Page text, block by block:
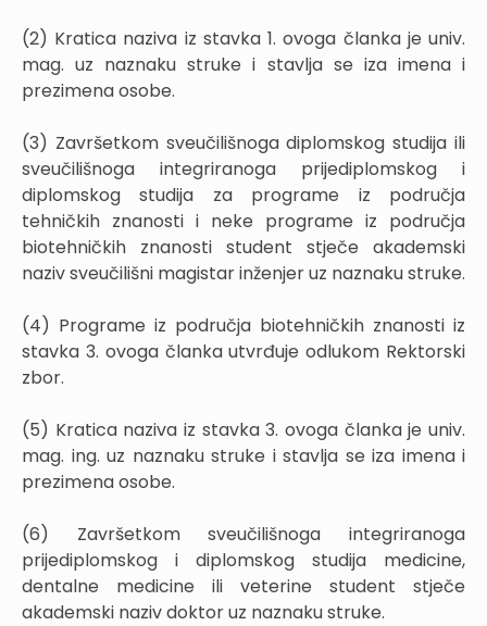
(2) Kratica naziva iz stavka 1. ovoga članka je univ.
mag. uz naznaku struke i stavlja se iza imena i
prezimena osobe.
(3) Završetkom sveučilišnoga diplomskog studija ili
sveučilišnoga integriranoga prijediplomskog i
diplomskog studija za programe iz područja
tehničkih znanosti i neke programe iz područja
biotehničkih znanosti student stječe akademski
naziv sveučilišni magistar inženjer uz naznaku struke.
(4) Programe iz područja biotehničkih znanosti iz
stavka 3. ovoga članka utvrđuje odlukom Rektorski
zbor.
(5) Kratica naziva iz stavka 3. ovoga članka je univ.
mag. ing. uz naznaku struke i stavlja se iza imena i
prezimena osobe.
(6) Završetkom sveučilišnoga integriranoga
prijediplomskog i diplomskog studija medicine,
dentalne medicine ili veterine student stječe
akademski naziv doktor uz naznaku struke.